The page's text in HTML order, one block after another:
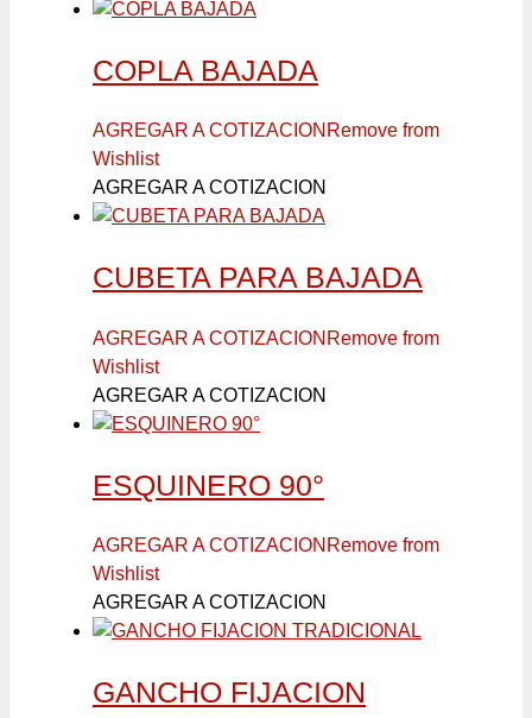
COPLA BAJADA
AGREGAR A COTIZACION Remove from
Wishlist
AGREGAR A COTIZACION
CUBETA PARA BAJADA
AGREGAR A COTIZACION Remove from
Wishlist
AGREGAR A COTIZACION
ESQUINERO 90°
AGREGAR A COTIZACION Remove from
Wishlist
AGREGAR A COTIZACION
GANCHO FIJACION